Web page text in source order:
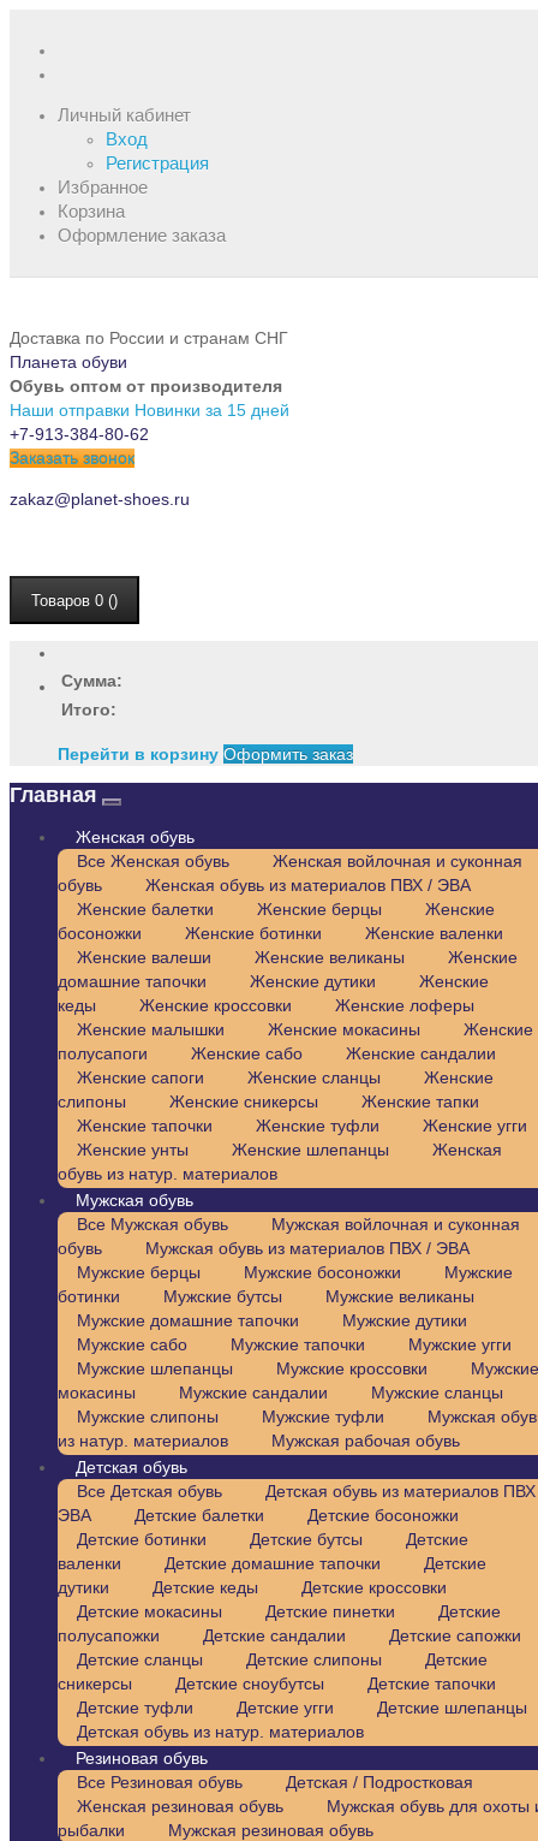
Личный кабинет
Вход
Регистрация
Избранное
Корзина
Оформление заказа
Доставка по России и странам СНГ
Планета обуви
Обувь оптом от производителя
Наши отправки Новинки за 15 дней
+7-913-384-80-62
Заказать звонок
zakaz@planet-shoes.ru
Товаров 0 ()
Сумма:
Итого:
Перейти в корзину Оформить заказ
Главная
Женская обувь
Все Женская обувь
Женская войлочная и суконная
обувь
Женская обувь из материалов ПВХ / ЭВА
Женские балетки
Женские берцы
Женские
босоножки
Женские ботинки
Женские валенки
Женские валеши
Женские великаны
Женские
домашние тапочки
Женские дутики
Женские
кеды
Женские кроссовки
Женские лоферы
Женские малышки
Женские мокасины
Женские
полусапоги
Женские сабо
Женские сандалии
Женские сапоги
Женские сланцы
Женские
слипоны
Женские сникерсы
Женские тапки
Женские тапочки
Женские туфли
Женские угги
Женские унты
Женские шлепанцы
Женская
обувь из натур. материалов
Мужская обувь
Все Мужская обувь
Мужская войлочная и суконная
обувь
Мужская обувь из материалов ПВХ / ЭВА
Мужские берцы
Мужские босоножки
Мужские
ботинки
Мужские бутсы
Мужские великаны
Мужские домашние тапочки
Мужские дутики
Мужские сабо
Мужские тапочки
Мужские угги
Мужские шлепанцы
Мужские кроссовки
Мужские
мокасины
Мужские сандалии
Мужские сланцы
Мужские слипоны
Мужские туфли
Мужская
из натур. материалов
Мужская рабочая обувь
Детская обувь
Все Детская обувь
Детская обувь из материалов
ЭВА
Детские балетки
Детские босоножки
Детские ботинки
Детские бутсы
Детские
валенки
Детские домашние тапочки
Детские
дутики
Детские кеды
Детские кроссовки
Детские мокасины
Детские пинетки
Детские
полусапожки
Детские сандалии
Детские сапожки
Детские сланцы
Детские слипоны
Детские
сникерсы
Детские сноубутсы
Детские тапочки
Детские туфли
Детские угги
Детские шлепанцы
Детская обувь из натур. материалов
Резиновая обувь
Все Резиновая обувь
Детская / Подростковая
Женская резиновая обувь
Мужская обувь для охоты
рыбалки
Мужская резиновая обувь